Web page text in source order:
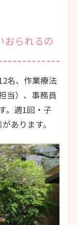
おられるの
名、作業療法
当）、事務員
。週1回・子
あります。